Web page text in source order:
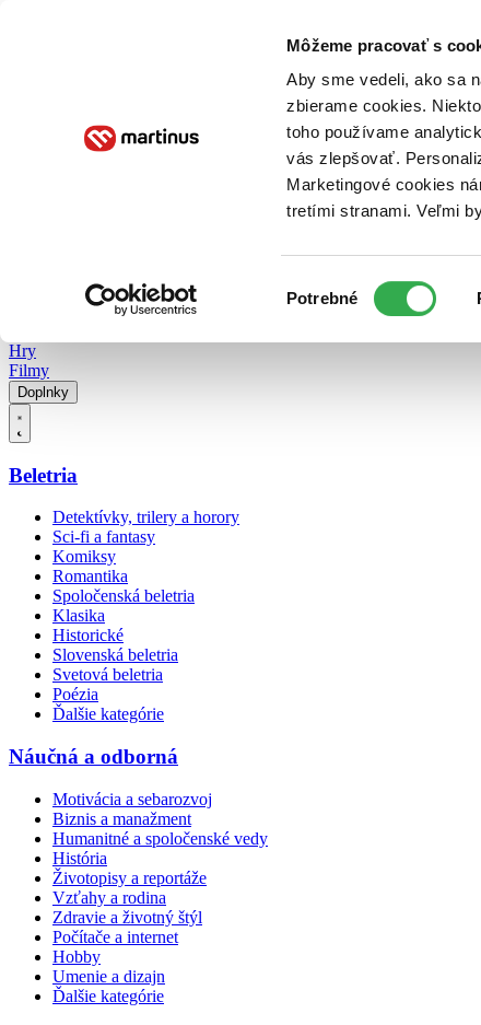
Môžeme pracovať s
Aby sme vedeli, ako sa
zbierame cookies.
toho používame
vás zlepšovať.
Marketingové cookies
tretími stranami. Veľmi
súhlasu
Potrebné
Poukážky Kontakt
Hry
Filmy
Doplnky
Beletria
Detektívky, trilery a horory
Sci-fi a fantasy
Komiksy
Romantika
Spoločenská beletria
Klasika
Historické
Slovenská beletria
Svetová beletria
Poézia
Ďalšie kategórie
Náučná a odborná
Motivácia a sebarozvoj
Biznis a manažment
Humanitné a spoločenské vedy
História
Životopisy a reportáže
Vzťahy a rodina
Zdravie a životný štýl
Počítače a internet
Hobby
Umenie a dizajn
Ďalšie kategórie